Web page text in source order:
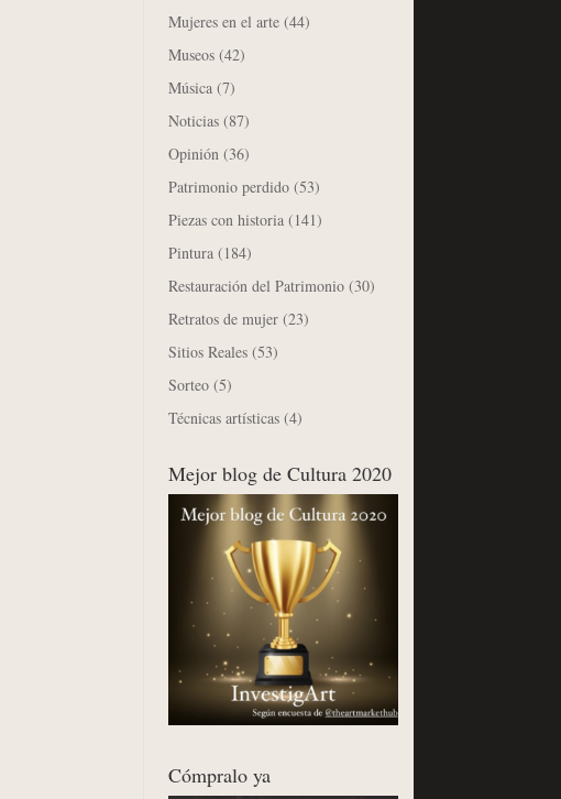
Mujeres en el arte (44)
Museos (42)
Música (7)
Noticias (87)
Opinión (36)
Patrimonio perdido (53)
Piezas con historia (141)
Pintura (184)
Restauración del Patrimonio (30)
Retratos de mujer (23)
Sitios Reales (53)
Sorteo (5)
Técnicas artísticas (4)
Mejor blog de Cultura 2020
Cómpralo ya